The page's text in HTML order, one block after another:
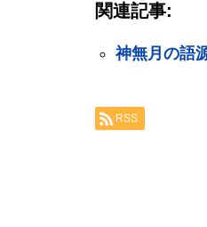
関連記事:
神無月の語
RSS